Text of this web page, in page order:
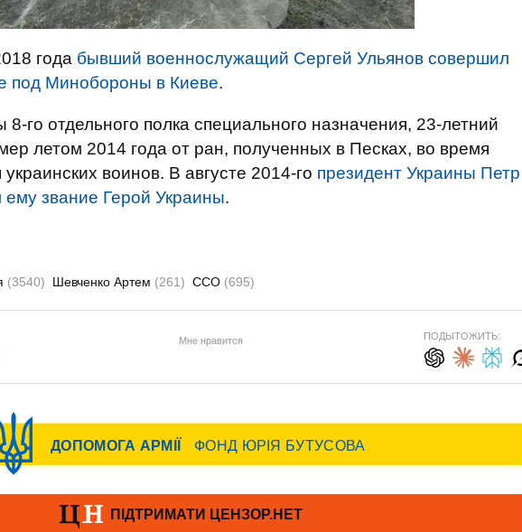
года бывший военнослужащий Сергей Ульянов совершил
под Минобороны в Киеве.
го отдельного полка специального назначения, 23-летний
летом 2014 года от ран, полученных в Песках, во время
воинов. В августе 2014-го президент Украины Петр
звание Герой Украины.
(3540) Шевченко Артем (261) ССО (695)
Мне нравится ПОДЫТОЖИТЬ: